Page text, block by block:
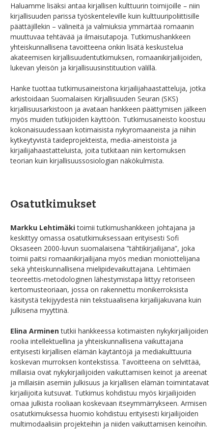
Haluamme lisäksi antaa kirjallisen kulttuurin toimijoille – niin
kirjallisuuden parissa työskenteleville kuin kulttuuripoliittisille
päättäjillekin – välineitä ja valmiuksia ymmärtää romaanin
muuttuvaa tehtävää ja ilmaisutapoja. Tutkimushankkeen
yhteiskunnallisena tavoitteena onkin lisätä keskustelua
akateemisen kirjallisuudentutkimuksen, romaanikirjailijoiden,
lukevan yleisön ja kirjallisuusinstituution välillä.
Hanke tuottaa tutkimusaineistona kirjailijahaastatteluja, jotka
arkistoidaan Suomalaisen Kirjallisuuden Seuran (SKS)
kirjallisuusarkistoon ja avataan hankkeen päättymisen jälkeen
myös muiden tutkijoiden käyttöön. Tutkimusaineisto koostuu
kokonaisuudessaan kotimaisista nykyromaaneista ja niihin
kytkeytyvistä taideprojekteista, media-aineistoista ja
kirjailijahaastatteluista, joita tutkitaan niin kertomuksen
teorian kuin kirjallisuussosiologian näkökulmista.
Osatutkimukset
Markku Lehtimäkitoimii tutkimushankkeen johtajana ja
keskittyy omassa osatutkimuksessaan erityisesti Sofi
Oksaseen 2000-luvun suomalaisena ”tähtikirjailijana”, joka
toimii paitsi romaanikirjailijana myös median moniottelijana
sekä yhteiskunnallisena mielipidevaikuttajana. Lehtimäen
teoreettis-metodologinen lähestymistapa liittyy retoriseen
kertomusteoriaan, jossa on rakennettu monikerroksista
käsitystä tekijyydestä niin tekstuaalisena kirjailijakuvana kuin
julkisena myyttinä.
Elina Arminentutkii hankkeessa kotimaisten nykykirjailijoiden
roolia intellektuellina ja yhteiskunnallisena vaikuttajana
erityisesti kirjallisen elämän käytäntöjä ja mediakulttuuria
koskevan murroksen kontekstissa. Tavoitteena on selvittää,
millaisia ovat nykykirjailijoiden vaikuttamisen keinot ja areenat
ja millaisiin asemiin julkisuus ja kirjallisen elämän toimintatavat
kirjailijoita kutsuvat. Tutkimus kohdistuu myös kirjailijoiden
omaa julkista rooliaan koskevaan itseymmärrykseen. Armisen
osatutkimuksessa huomio kohdistuu erityisesti kirjailijoiden
multimodaalisiin projekteihin ja niiden vaikuttamisen keinoihin.